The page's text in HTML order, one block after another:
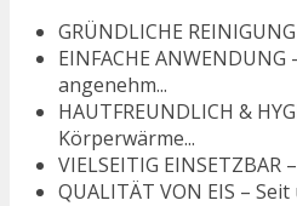
GRÜNDLICHE
EINFACHE
angenehm...
HAUTFREUNDLICH &
Körperwärme...
VIELSEITIG
QUALITÄT VON EIS –